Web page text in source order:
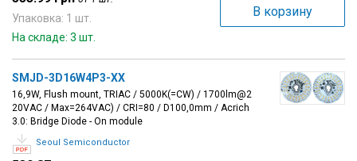
Упаковка: 1 шт.
На складе: 3 шт.
В корзину
SMJD-3D16W4P3-XX
16,9W, Flush mount, TRIAC / 5000K(=CW) / 1700lm@2
20VAC / Max=264VAC) / CRI=80 / D100,0mm / Acrich
3.0: Bridge Diode - On module
Seoul Semiconductor